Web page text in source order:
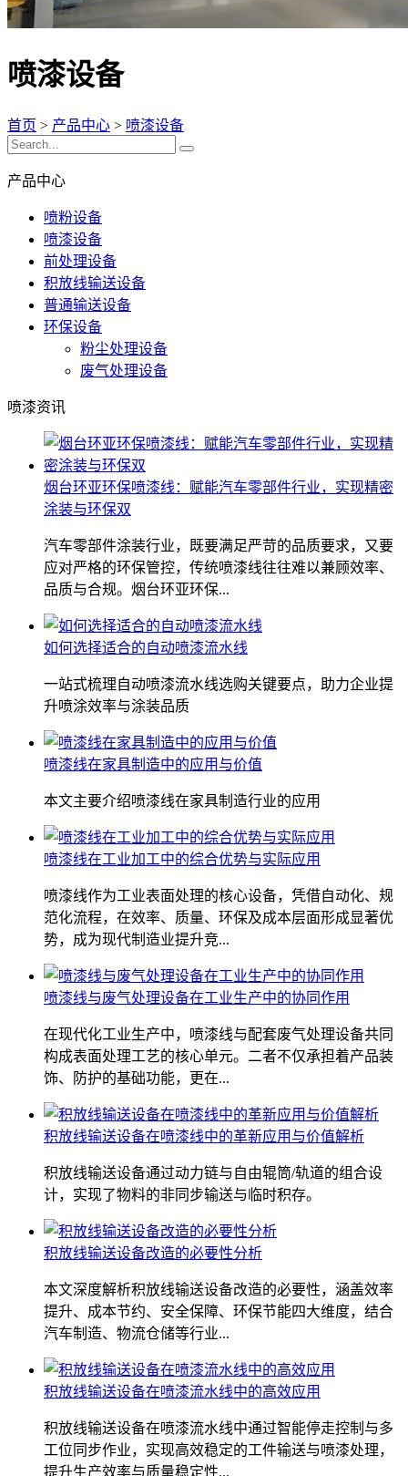
喷漆设备
首页 > 产品中心 > 喷漆设备
产品中心
喷粉设备
喷漆设备
前处理设备
积放线输送设备
普通输送设备
环保设备
粉尘处理设备
废气处理设备
喷漆资讯
烟台环亚环保喷漆线：赋能汽车零部件行业，实现精密
涂装与环保双
汽车零部件涂装行业，既要满足严苛的品质要求，又要
应对严格的环保管控，传统喷漆线往往难以兼顾效率、
品质与合规。烟台环亚环保...
如何选择适合的自动喷漆流水线
一站式梳理自动喷漆流水线选购关键要点，助力企业提
升喷涂效率与涂装品质
喷漆线在家具制造中的应用与价值
本文主要介绍喷漆线在家具制造行业的应用
喷漆线在工业加工中的综合优势与实际应用
喷漆线作为工业表面处理的核心设备，凭借自动化、规
范化流程，在效率、质量、环保及成本层面形成显著优
势，成为现代制造业提升竞...
喷漆线与废气处理设备在工业生产中的协同作用
在现代化工业生产中，喷漆线与配套废气处理设备共同
构成表面处理工艺的核心单元。二者不仅承担着产品装
饰、防护的基础功能，更在...
积放线输送设备在喷漆线中的革新应用与价值解析
积放线输送设备通过动力链与自由辊筒/轨道的组合设
计，实现了物料的非同步输送与临时积存。
积放线输送设备改造的必要性分析
本文深度解析积放线输送设备改造的必要性，涵盖效率
提升、成本节约、安全保障、环保节能四大维度，结合
汽车制造、物流仓储等行业...
积放线输送设备在喷漆流水线中的高效应用
积放线输送设备在喷漆流水线中通过智能停走控制与多
工位同步作业，实现高效稳定的工件输送与喷漆处理，
提升生产效率与质量稳定性...